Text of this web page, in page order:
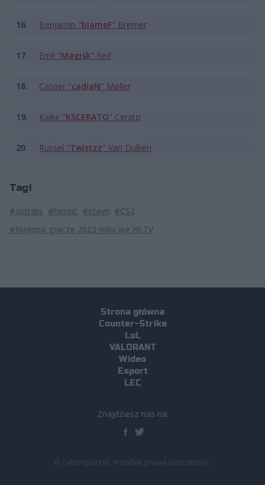
16. Benjamin "⁠blameF⁠" Bremer
17. Emil "⁠Magisk⁠" Reif
18. Casper "⁠cadiaN⁠" Møller
19. Kaike "KSCERATO" Cerato
20. Russel "⁠Twistzz⁠" Van Dulken
Tagi
#astralis #heroic #stavn #CS2
#Najlepsi gracze 2023 roku wg HLTV
Strona główna
Counter-Strike
LoL
VALORANT
Wideo
Esport
LEC
Znajdziesz nas na: